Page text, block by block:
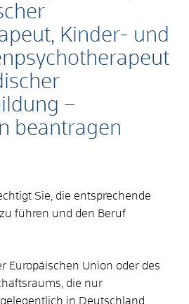
Kinder- und
–
beantragen
Sie, die entsprechende
führen und den Beruf
Europäischen Union oder des
die nur
in Deutschland